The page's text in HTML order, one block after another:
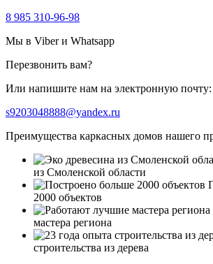
8 985 310-96-98
Мы в Viber и Whatsapp
Перезвонить вам?
Или напишите нам на электронную почту:
s9203048888@yandex.ru
Преимущества каркасных домов нашего
из Смоленской области
2000 объектов
мастера региона
строительства из дерева